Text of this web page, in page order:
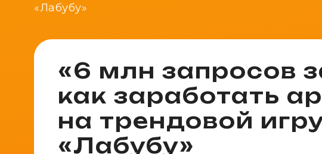
«Лабубу»
«6 млн запросов
как заработать
на трендовой
«Лабубу»